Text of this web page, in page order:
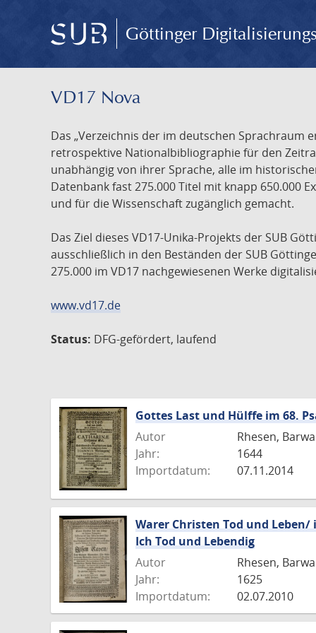
Göttinger
VD17 Nova
Das „Verzeichnis der im deutschen Sprachraum
retrospektive Nationalbibliographie für den
unabhängig von ihrer Sprache, alle im
Datenbank fast 275.000 Titel mit knapp 650.000
und für die Wissenschaft zugänglich gemacht.
Das Ziel dieses VD17-Unika-Projekts der SUB
ausschließlich in den Beständen der SUB
275.000 im VD17 nachgewiesenen Werke
www.vd17.de
Status: DFG-gefördert, laufend
Gottes Last und Hülffe im 68.
Autor
Rhesen,
Jahr:
1644
Importdatum:
07.11.2014
Warer Christen Tod und Leben/
Ich Tod und Lebendig
Autor
Rhesen,
Jahr:
1625
Importdatum:
02.07.2010